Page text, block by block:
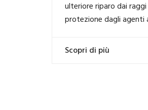
ulteriore riparo dai
protezione dagli
Scopri di più